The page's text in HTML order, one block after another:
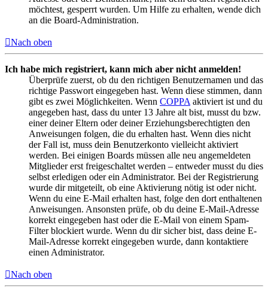
möchtest, gesperrt wurden. Um Hilfe zu erhalten, wende dich
an die Board-Administration.
Nach oben
Ich habe mich registriert, kann mich aber nicht anmelden!
Überprüfe zuerst, ob du den richtigen Benutzernamen und das
richtige Passwort eingegeben hast. Wenn diese stimmen, dann
gibt es zwei Möglichkeiten. Wenn COPPA aktiviert ist und du
angegeben hast, dass du unter 13 Jahre alt bist, musst du bzw.
einer deiner Eltern oder deiner Erziehungsberechtigten den
Anweisungen folgen, die du erhalten hast. Wenn dies nicht
der Fall ist, muss dein Benutzerkonto vielleicht aktiviert
werden. Bei einigen Boards müssen alle neu angemeldeten
Mitglieder erst freigeschaltet werden – entweder musst du dies
selbst erledigen oder ein Administrator. Bei der Registrierung
wurde dir mitgeteilt, ob eine Aktivierung nötig ist oder nicht.
Wenn du eine E-Mail erhalten hast, folge den dort enthaltenen
Anweisungen. Ansonsten prüfe, ob du deine E-Mail-Adresse
korrekt eingegeben hast oder die E-Mail von einem Spam-
Filter blockiert wurde. Wenn du dir sicher bist, dass deine E-
Mail-Adresse korrekt eingegeben wurde, dann kontaktiere
einen Administrator.
Nach oben